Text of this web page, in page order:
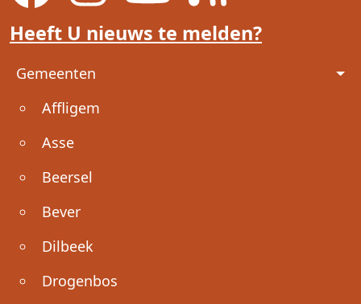
Heeft U nieuws te melden?
Voet
Gemeenten
Affligem
Asse
Beersel
Bever
Dilbeek
Drogenbos